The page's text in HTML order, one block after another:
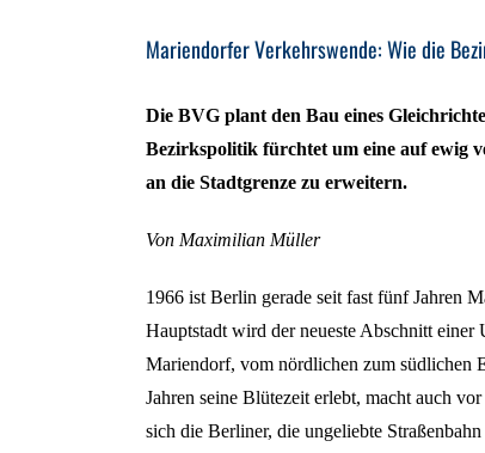
Mariendorfer Verkehrswende: Wie die
Die BVG plant den Bau eines
Bezirkspolitik fürchtet um eine auf ewig
an die Stadtgrenze zu erweitern.
Von Maximilian Müller
1966 ist Berlin gerade seit fast fünf Jahren
Hauptstadt wird der neueste Abschnitt
Mariendorf, vom nördlichen zum südlichen
Jahren seine Blütezeit erlebt, macht auch
sich die Berliner, die ungeliebte